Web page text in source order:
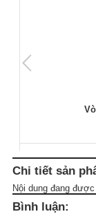
Chi tiết sản
Nội dung đang được
Bình luận: